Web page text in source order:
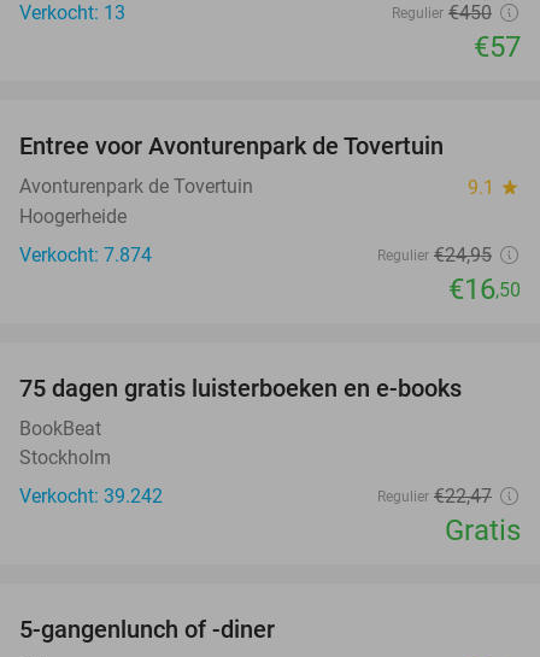
Verkocht: 13
Regulier €450
€57
Entree voor Avonturenpark de Tovertuin
Avonturenpark de Tovertuin 9.1 star
Hoogerheide
Verkocht: 7.874
Regulier €24,95
€16,50
75 dagen gratis luisterboeken en e-books
BookBeat
Stockholm
Verkocht: 39.242
Regulier €22,47
Gratis
5-gangenlunch of -diner